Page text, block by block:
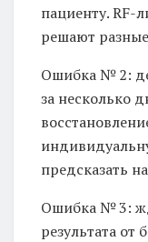
пациенту. RF-
решают
Ошибка № 2:
за несколько
предсказать
Ошибка № 3:
результата